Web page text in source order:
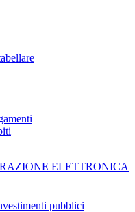
ELETTRONICA
pubblici